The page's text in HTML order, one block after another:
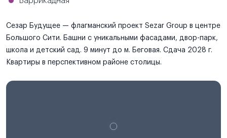
Сезар Будущее — флагманский проект Sezar Group в центре
Большого Сити. Башни с уникальными фасадами, двор-парк,
школа и детский сад. 9 минут до м. Беговая. Сдача 2028 г.
Квартиры в перспективном районе столицы.